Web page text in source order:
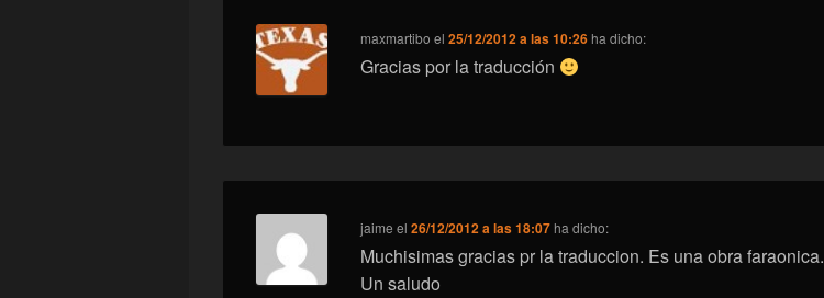
maxmartibo el25/12/2012 a las 10:26ha dicho:
Gracias por la traducción
jaime el26/12/2012 a las 18:07ha dicho:
Muchisimas gracias pr la traduccion. Es una obra faraonica.
Un saludo